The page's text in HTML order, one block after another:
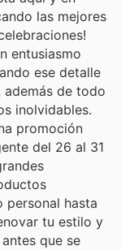
las mejores
entusiasmo
ese detalle
de todo
inolvidables.
promoción
del 26 al 31
hasta
tu estilo y
que se